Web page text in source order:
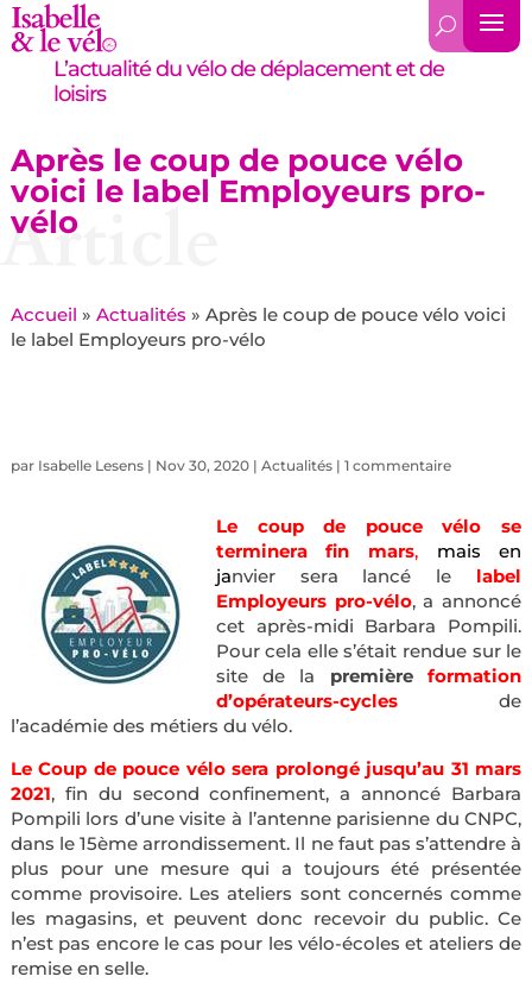
L’actualité du vélo de déplacement et de
loisirs
Après le coup de pouce vélo
voici le label Employeurs pro-
vélo
Article
Accueil » Actualités » Après le coup de pouce vélo voici
le label Employeurs pro-vélo
par Isabelle Lesens| Nov 30, 2020| Actualités| 1 commentaire
Le coup de pouce vélo se
terminera fin mars, mais en
janvier sera lancé le label
Employeurs pro-vélo, a annoncé
cet après-midi Barbara Pompili.
Pour cela elle s’était rendue sur le
site de la première
formation
d’opérateurs-cyclesde
l’académie des métiers du vélo.
Le Coup de pouce vélo sera prolongé jusqu’au 31 mars
2021, fin du second confinement, a annoncé Barbara
Pompili lors d’une visite à l’antenne parisienne du CNPC,
dans le 15ème arrondissement. Il ne faut pas s’attendre à
plus pour une mesure qui a toujours été présentée
comme provisoire. Les ateliers sont concernés comme
les magasins, et peuvent donc recevoir du public. Ce
n’est pas encore le cas pour les vélo-écoles et ateliers de
remise en selle.